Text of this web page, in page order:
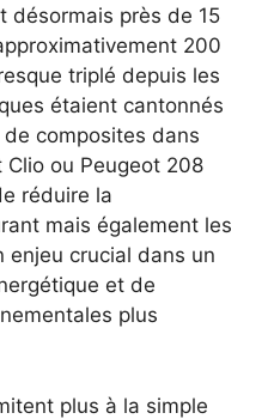
désormais près de 15
200
triplé depuis les
étaient cantonnés
de composites dans
Clio ou Peugeot 208
réduire la
mais également les
enjeu crucial dans un
et de
plus
plus à la simple